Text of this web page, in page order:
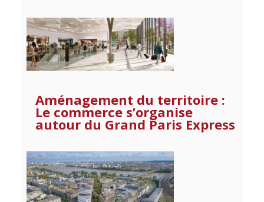
Aménagement du territoire :
Le commerce s’organise
autour du Grand Paris Express